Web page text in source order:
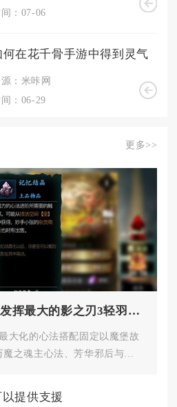
：07-06
何在花千骨手游中得到灵气
：米咔网
：06-29
更多>>
怎样搭配心法才能发挥最大的影之刃3轻羽技能
大化的心法搭配固定以魔堡故
之魂主心法、芳华邪后与永
提供支援